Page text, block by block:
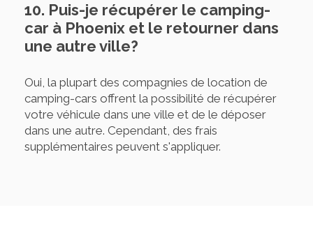
10. Puis-je récupérer le camping-
car à Phoenix et le retourner dans
une autre ville?
Oui, la plupart des compagnies de location de
camping-cars offrent la possibilité de récupérer
votre véhicule dans une ville et de le déposer
dans une autre. Cependant, des frais
supplémentaires peuvent s'appliquer.